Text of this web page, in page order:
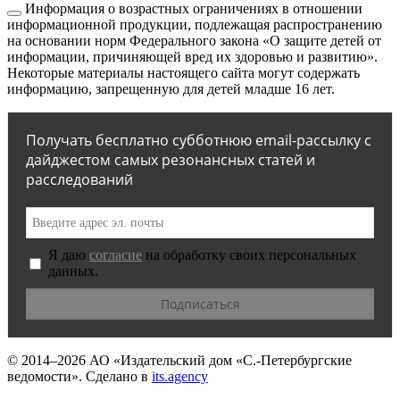
Информация о возрастных ограничениях в отношении
информационной продукции, подлежащая распространению
на основании норм Федерального закона «О защите детей от
информации, причиняющей вред их здоровью и развитию».
Некоторые материалы настоящего сайта могут содержать
информацию, запрещенную для детей младше 16 лет.
Получать бесплатно субботнюю email-рассылку с
дайджестом самых резонансных статей и
расследований
Я даю согласие на обработку своих персональных
данных.
© 2014–2026 АО «Издательский дом «С.-Петербургские
ведомости». Сделано в its.agency